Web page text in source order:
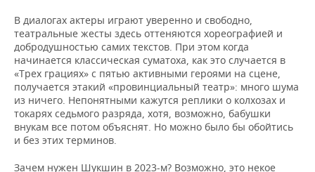
В диалогах актеры играют уверенно и свободно,
театральные жесты здесь оттеняются хореографией и
добродушностью самих текстов. При этом когда
начинается классическая суматоха, как это случается в
«Трех грациях» с пятью активными героями на сцене,
получается этакий «провинциальный театр»: много шума
из ничего. Непонятными кажутся реплики о колхозах и
токарях седьмого разряда, хотя, возможно, бабушки
внукам все потом объяснят. Но можно было бы обойтись
и без этих терминов.
Зачем нужен Шукшин в 2023-м? Возможно, это некое